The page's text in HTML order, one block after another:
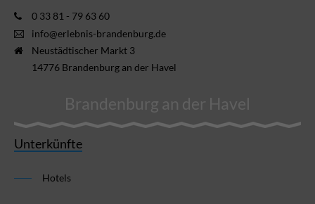
0 33 81 - 79 63 60
info@erlebnis-brandenburg.de
Neustädtischer Markt 3
14776 Brandenburg an der Havel
Brandenburg an der Havel
Unterkünfte
Hotels